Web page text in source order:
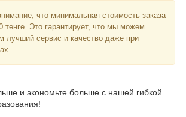
что минимальная стоимость заказа
тенге. Это гарантирует, что мы можем
лучший сервис и качество даже при
и экономьте больше с нашей гибкой